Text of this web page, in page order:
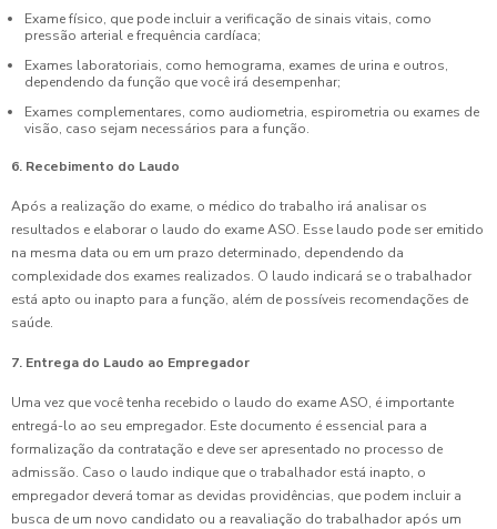
Exame físico, que pode incluir a verificação de sinais vitais, como
pressão arterial e frequência cardíaca;
Exames laboratoriais, como hemograma, exames de urina e outros,
dependendo da função que você irá desempenhar;
Exames complementares, como audiometria, espirometria ou exames de
visão, caso sejam necessários para a função.
6. Recebimento do Laudo
Após a realização do exame, o médico do trabalho irá analisar os
resultados e elaborar o laudo do exame ASO. Esse laudo pode ser emitido
na mesma data ou em um prazo determinado, dependendo da
complexidade dos exames realizados. O laudo indicará se o trabalhador
está apto ou inapto para a função, além de possíveis recomendações de
saúde.
7. Entrega do Laudo ao Empregador
Uma vez que você tenha recebido o laudo do exame ASO, é importante
entregá-lo ao seu empregador. Este documento é essencial para a
formalização da contratação e deve ser apresentado no processo de
admissão. Caso o laudo indique que o trabalhador está inapto, o
empregador deverá tomar as devidas providências, que podem incluir a
busca de um novo candidato ou a reavaliação do trabalhador após um